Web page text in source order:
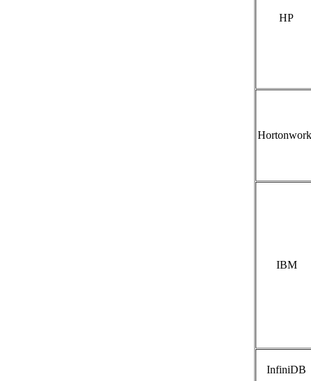
HP
IBM
InfiniDB